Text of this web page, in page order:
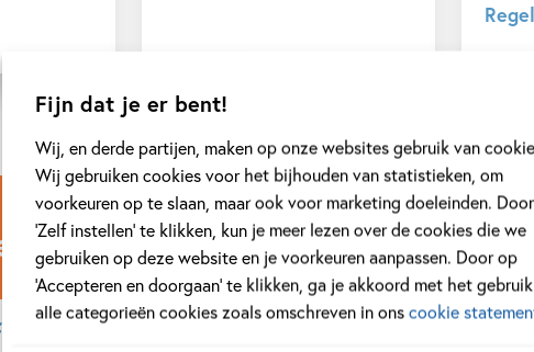
Fijn dat je er bent!
Wij, en derde partijen, maken op onze websites gebruik van
Wij gebruiken cookies voor het bijhouden van statistieken, om
voorkeuren op te slaan, maar ook voor marketing doeleinden.
‘Zelf instellen’ te klikken, kun je meer lezen over de cookies die we
gebruiken op deze website en je voorkeuren aanpassen. Door op
‘Accepteren en doorgaan’ te klikken, ga je akkoord met het
alle categorieën cookies zoals omschreven in onscookie
illustrator